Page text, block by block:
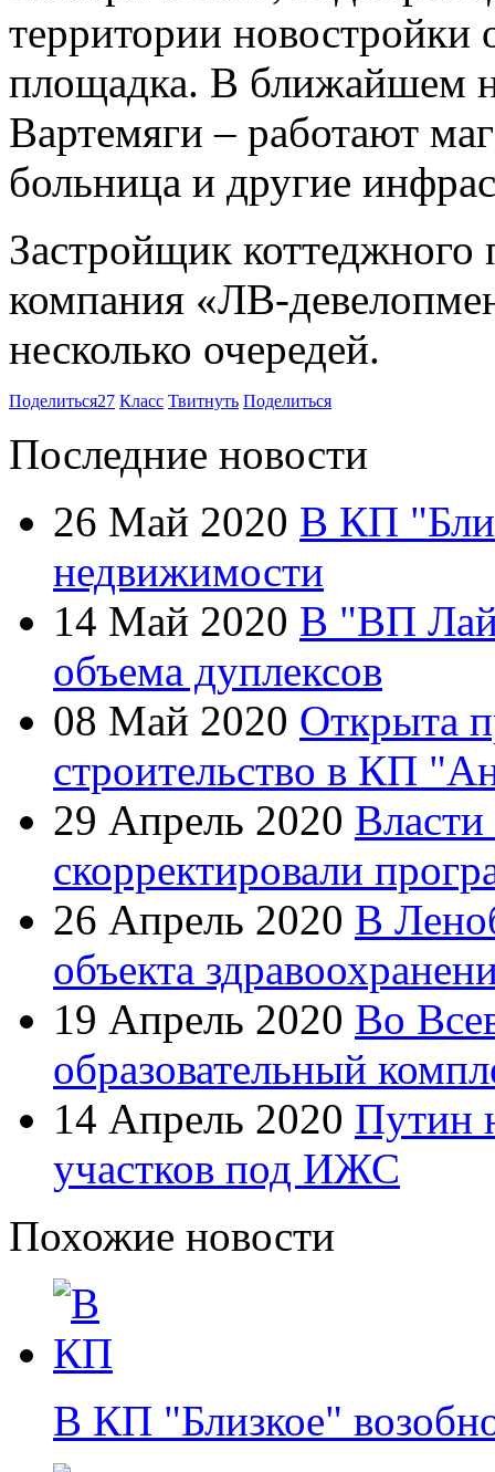
территории новостройки
площадка. В ближайшем
Вартемяги – работают
больница и другие
Застройщик коттеджного
компания «ЛВ-
несколько очередей.
Поделиться27 Класс Твитнуть Поделиться
Последние новости
26 Май 2020 В КП
недвижимости
14 Май 2020 В "ВП
объема дуплексов
08 Май 2020 Открыта
строительство в КП
29 Апрель 2020
скорректировали
26 Апрель 2020 В
объекта
19 Апрель 2020 Во
образовательный
14 Апрель 2020 Путин
участков под ИЖС
Похожие новости
В КП "Близкое"